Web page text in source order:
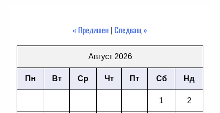
« Предишен | Следващ »
Август 2026
Пн Вт Ср Чт Пт Сб Нд
1 2